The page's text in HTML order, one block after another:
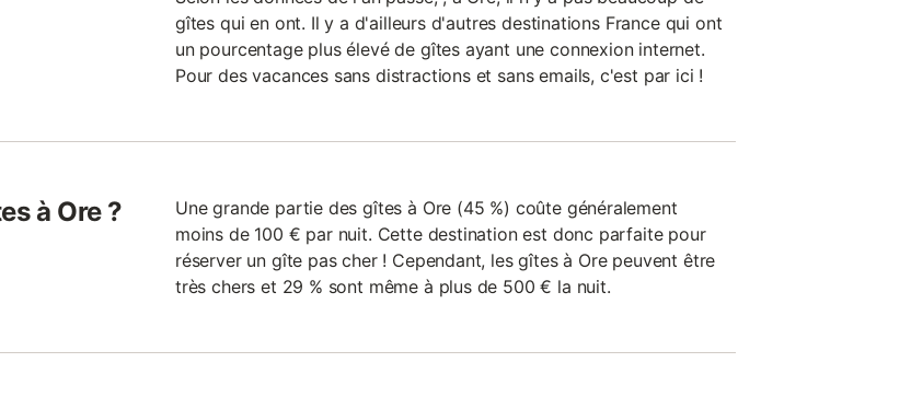
gîtes qui en ont. Il y a d'ailleurs d'autres destinations France qui ont
un pourcentage plus élevé de gîtes ayant une connexion internet.
Pour des vacances sans distractions et sans emails, c'est par ici !
à Ore ?
Une grande partie des gîtes à Ore (45 %) coûte généralement
moins de 100 € par nuit. Cette destination est donc parfaite pour
réserver un gîte pas cher ! Cependant, les gîtes à Ore peuvent être
très chers et 29 % sont même à plus de 500 € la nuit.